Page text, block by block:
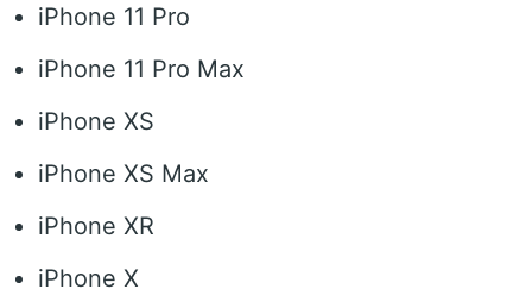
iPhone 11 Pro
iPhone 11 Pro Max
iPhone XS
iPhone XS Max
iPhone XR
iPhone X